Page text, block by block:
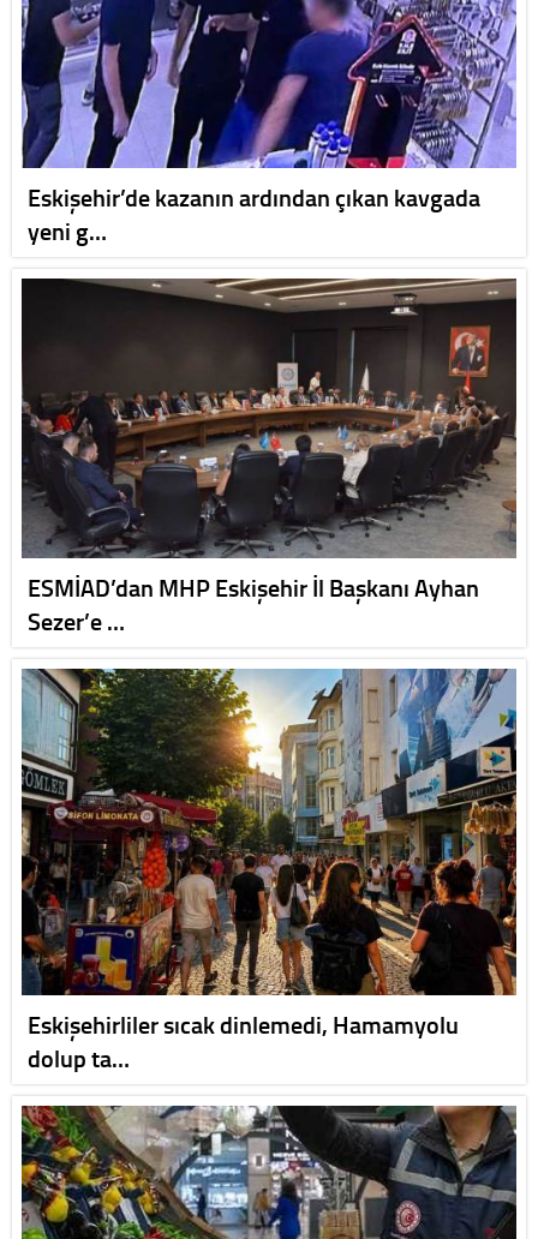
Eskişehir’de kazanın ardından çıkan kavgada
yeni g…
ESMİAD’dan MHP Eskişehir İl Başkanı Ayhan
Sezer’e …
Eskişehirliler sıcak dinlemedi, Hamamyolu
dolup ta…